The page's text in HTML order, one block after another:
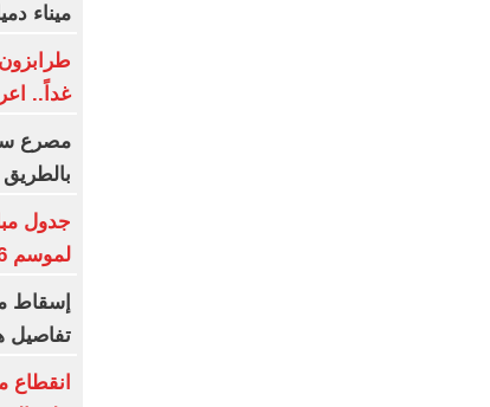
ميناء
غداً..
جدول
لموسم 2026-2027
إسقاط
تفاصيل
انقطاع